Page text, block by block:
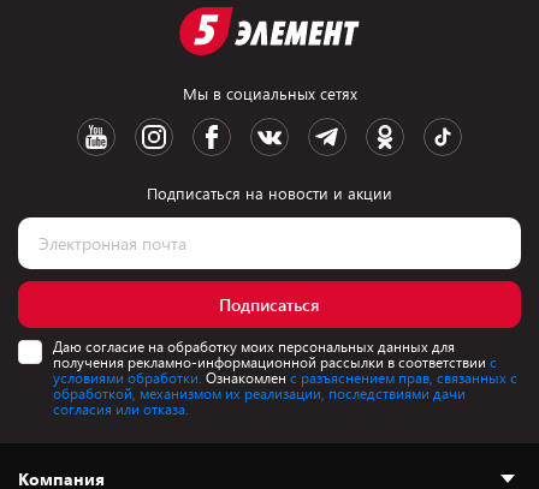
Мы в социальных сетях
Подписаться на новости и акции
Подписаться
Даю согласие на обработку моих персональных данных для
получения рекламно-информационной рассылки в соответствии с
условиями обработки. Ознакомлен с разъяснением прав, связанных с
обработкой, механизмом их реализации, последствиями дачи
согласия или отказа.
Компания